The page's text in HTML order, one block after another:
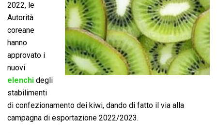
2022, le
Autorità
coreane
hanno
approvato i
nuovi
elenchi degli
stabilimenti
di confezionamento dei kiwi, dando di fatto il via alla
campagna di esportazione 2022/2023.